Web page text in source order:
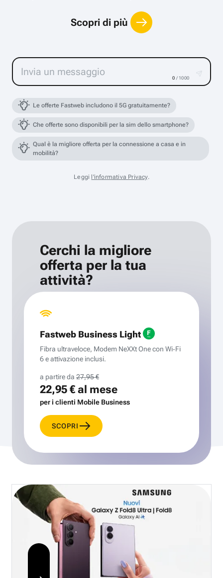
Scopri di più
0 / 1000
Le offerte Fastweb includono il 5G gratuitamente?
Che offerte sono disponibili per la sim dello smartphone?
Qual è la migliore offerta per la connessione a casa e in
mobilità?
Leggi l'informativa Privacy.
Cerchi la migliore
offerta per la tua
attività?
Fastweb Business Light
Fibra ultraveloce, Modem NeXXt One con Wi‑Fi
6 e attivazione inclusi.
a partire da 27,95 €
22,95 €al mese
per i clienti Mobile Business
SCOPRI